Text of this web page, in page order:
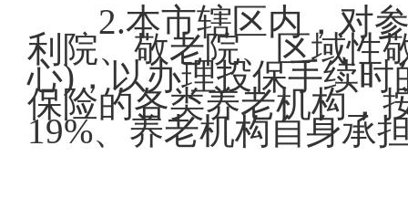
2.本市辖区内，对
利院、敬老院、区域性
心)，以办理投保手续
保险的各类养老机构，
19%、养老机构自身承